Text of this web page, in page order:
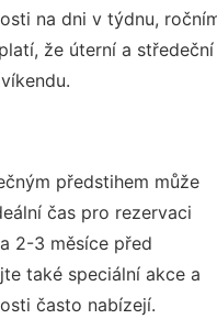
na dni v týdnu,
že úterní a středeční
předstihem může
čas pro rezervaci
2-3 měsíce před
také speciální akce a
často nabízejí.